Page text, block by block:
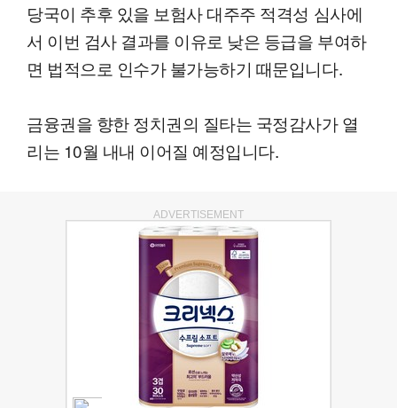
당국이 추후 있을 보험사 대주주 적격성 심사에
서 이번 검사 결과를 이유로 낮은 등급을 부여하
면 법적으로 인수가 불가능하기 때문입니다.
금융권을 향한 정치권의 질타는 국정감사가 열
리는 10월 내내 이어질 예정입니다.
ADVERTISEMENT